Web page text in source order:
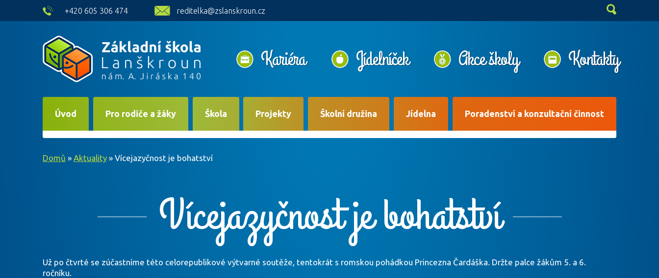
skip to main content
+420 605 306 474 reditelka@zslanskroun.cz
Kariéra Jídelníček Akce školy Kontakty
Úvod Pro rodiče a žáky Škola Projekty Školní družina Jídelna Poradenství a konzultační činnost
Domů » Aktuality » Vícejazyčnost je bohatství
Vícejazyčnost je bohatství
Už po čtvrté se zúčastníme této celorepublikové výtvarné soutěže, tentokrát s romskou pohádkou Princezna Čardáška. Držte palce žákům 5. a 6.
ročníku.